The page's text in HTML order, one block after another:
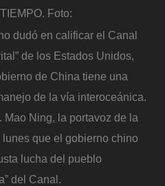
Foto:
dudó en calificar el Canal
de los Estados Unidos,
de China tiene una
de la vía interoceánica.
Ning, la portavoz de la
que el gobierno chino
lucha del pueblo
del Canal.